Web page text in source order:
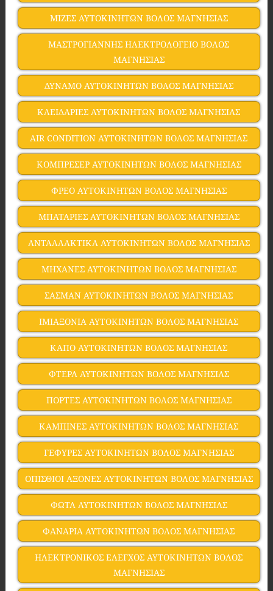
ΜΙΖΕΣ ΑΥΤΟΚΙΝΗΤΩΝ ΒΟΛΟΣ ΜΑΓΝΗΣΙΑΣ
ΜΑΣΤΡΟΓΙΑΝΝΗΣ ΗΛΕΚΤΡΟΛΟΓΕΙΟ ΒΟΛΟΣ
ΜΑΓΝΗΣΙΑΣ
ΔΥΝΑΜΟ ΑΥΤΟΚΙΝΗΤΩΝ ΒΟΛΟΣ ΜΑΓΝΗΣΙΑΣ
ΚΛΕΙΔΑΡΙΕΣ ΑΥΤΟΚΙΝΗΤΩΝ ΒΟΛΟΣ ΜΑΓΝΗΣΙΑΣ
AIR CONDITION ΑΥΤΟΚΙΝΗΤΩΝ ΒΟΛΟΣ ΜΑΓΝΗΣΙΑΣ
ΚΟΜΠΡΕΣΕΡ ΑΥΤΟΚΙΝΗΤΩΝ ΒΟΛΟΣ ΜΑΓΝΗΣΙΑΣ
ΦΡΕΟ ΑΥΤΟΚΙΝΗΤΩΝ ΒΟΛΟΣ ΜΑΓΝΗΣΙΑΣ
ΜΠΑΤΑΡΙΕΣ ΑΥΤΟΚΙΝΗΤΩΝ ΒΟΛΟΣ ΜΑΓΝΗΣΙΑΣ
ΑΝΤΑΛΛΑΚΤΙΚΑ ΑΥΤΟΚΙΝΗΤΩΝ ΒΟΛΟΣ ΜΑΓΝΗΣΙΑΣ
ΜΗΧΑΝΕΣ ΑΥΤΟΚΙΝΗΤΩΝ ΒΟΛΟΣ ΜΑΓΝΗΣΙΑΣ
ΣΑΣΜΑΝ ΑΥΤΟΚΙΝΗΤΩΝ ΒΟΛΟΣ ΜΑΓΝΗΣΙΑΣ
ΙΜΙΑΞΟΝΙΑ ΑΥΤΟΚΙΝΗΤΩΝ ΒΟΛΟΣ ΜΑΓΝΗΣΙΑΣ
ΚΑΠΟ ΑΥΤΟΚΙΝΗΤΩΝ ΒΟΛΟΣ ΜΑΓΝΗΣΙΑΣ
ΦΤΕΡΑ ΑΥΤΟΚΙΝΗΤΩΝ ΒΟΛΟΣ ΜΑΓΝΗΣΙΑΣ
ΠΟΡΤΕΣ ΑΥΤΟΚΙΝΗΤΩΝ ΒΟΛΟΣ ΜΑΓΝΗΣΙΑΣ
ΚΑΜΠΙΝΕΣ ΑΥΤΟΚΙΝΗΤΩΝ ΒΟΛΟΣ ΜΑΓΝΗΣΙΑΣ
ΓΕΦΥΡΕΣ ΑΥΤΟΚΙΝΗΤΩΝ ΒΟΛΟΣ ΜΑΓΝΗΣΙΑΣ
ΟΠΙΣΘΙΟΙ ΑΞΟΝΕΣ ΑΥΤΟΚΙΝΗΤΩΝ ΒΟΛΟΣ ΜΑΓΝΗΣΙΑΣ
ΦΩΤΑ ΑΥΤΟΚΙΝΗΤΩΝ ΒΟΛΟΣ ΜΑΓΝΗΣΙΑΣ
ΦΑΝΑΡΙΑ ΑΥΤΟΚΙΝΗΤΩΝ ΒΟΛΟΣ ΜΑΓΝΗΣΙΑΣ
ΗΛΕΚΤΡΟΝΙΚΟΣ ΕΛΕΓΧΟΣ ΑΥΤΟΚΙΝΗΤΩΝ ΒΟΛΟΣ
ΜΑΓΝΗΣΙΑΣ